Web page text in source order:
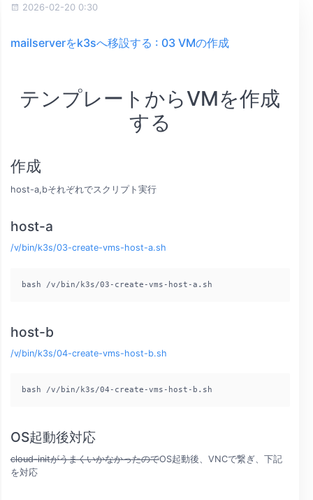
2026-02-20 0:30
mailserverをk3sへ移設する : 03 VMの作成
テンプレートからVMを作成
する
作成
host-a,bそれぞれでスクリプト実行
host-a
/v/bin/k3s/03-create-vms-host-a.sh
bash /v/bin/k3s/03-create-vms-host-a.sh
host-b
/v/bin/k3s/04-create-vms-host-b.sh
bash /v/bin/k3s/04-create-vms-host-b.sh
OS起動後対応
cloud-initがうまくいかなかったのでOS起動後、VNCで繋ぎ、下記
を対応